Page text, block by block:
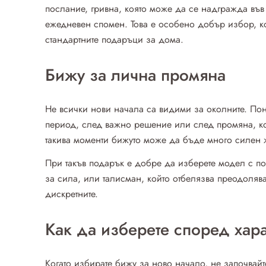
послание, гривна, която може да се надгражда
ежедневен спомен. Това е особено добър избор,
стандартните подаръци за дома.
Бижу за лична промяна
Не всички нови начала са видими за околните.
период, след важно решение или след промяна,
такива моменти бижуто може да бъде много силен
При такъв подарък е добре да изберете модел с
за сила, или талисман, който отбелязва
дискретните.
Как да изберете според